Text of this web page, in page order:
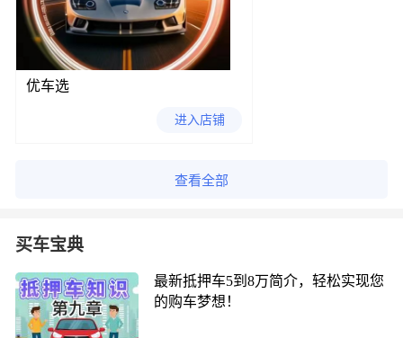
优车选
进入店铺
查看全部
买车宝典
最新抵押车5到8万简介，轻松实现您
的购车梦想！